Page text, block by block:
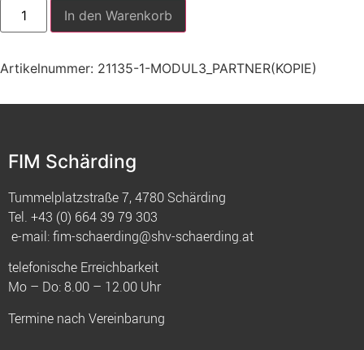
In den Warenkorb
Artikelnummer: 21135-1-MODUL3_PARTNER(KOPIE)
FIM Schärding
Tummelplatzstraße 7, 4780 Schärding
Tel. +43 (0) 664 39 79 303
e-mail:fim-schaerding@shv-schaerding.at
telefonische Erreichbarkeit
Mo – Do: 8.00 – 12.00 Uhr
Termine nach Vereinbarung